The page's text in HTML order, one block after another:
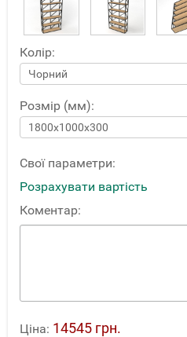
Колір:
Розмір (мм):
Свої параметри:
Розрахувати вартість
Коментар:
Ціна: 14545 грн.